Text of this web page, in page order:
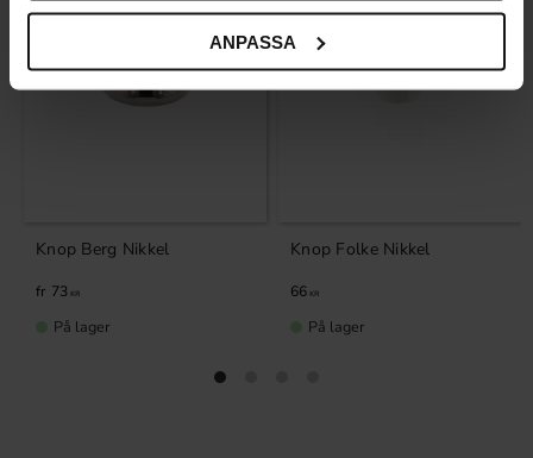
ANPASSA
Knop Berg Nikkel
73KR
På lager
Knop Folke Nikkel
66KR
På lager